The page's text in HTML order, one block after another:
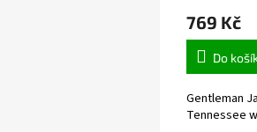
769 Kč
Do
Gentleman
Tennessee